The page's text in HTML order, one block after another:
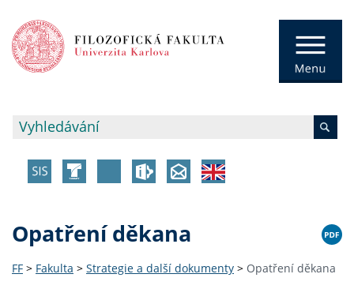
Opatření děkana
FF > Fakulta > Strategie a další dokumenty > Opatření děkana